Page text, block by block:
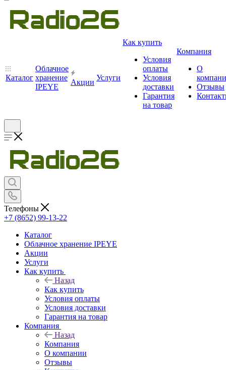
Каталог
Облачное
хранение
IPEYE
Акции
Услуги
Как купить
Условия
оплаты
Условия
доставки
Гарантия
на товар
Компания
О
Отзывы
Телефоны
+7 (8652) 99-13-22
Каталог
Облачное хранение IPEYE
Акции
Услуги
Как купить
Назад
Как купить
Условия оплаты
Условия доставки
Гарантия на товар
Компания
Назад
Компания
О компании
Отзывы